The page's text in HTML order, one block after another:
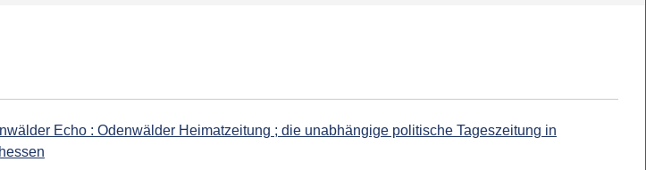
Echo : Odenwälder Heimatzeitung ; die unabhängige politische Tageszeitung in